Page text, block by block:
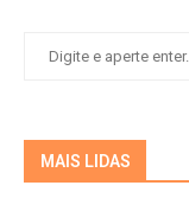
MAIS LIDAS